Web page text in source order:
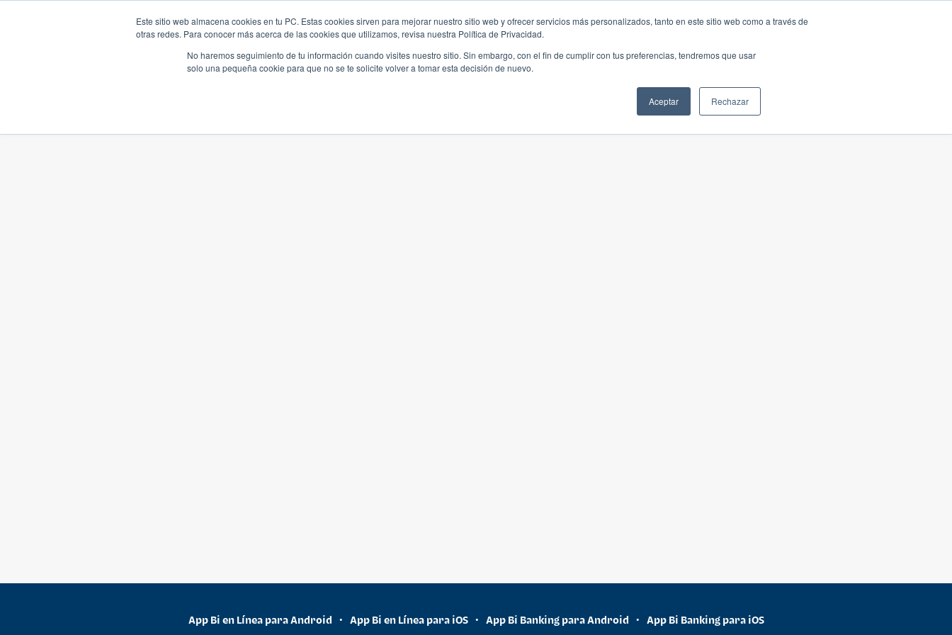
Este sitio web almacena cookies en tu PC. Estas cookies sirven para mejorar nuestro sitio web y ofrecer servicios más personalizados, tanto en este sitio web como a través de
otras redes. Para conocer más acerca de las cookies que utilizamos, revisa nuestra Política de Privacidad.
No haremos seguimiento de tu información cuando visites nuestro sitio. Sin embargo, con el fin de cumplir con tus preferencias, tendremos que usar
solo una pequeña cookie para que no se te solicite volver a tomar esta decisión de nuevo.
Aceptar Rechazar
App Bi en Línea para Android • App Bi en Línea para iOS • App Bi Banking para Android • App Bi Banking para iOS